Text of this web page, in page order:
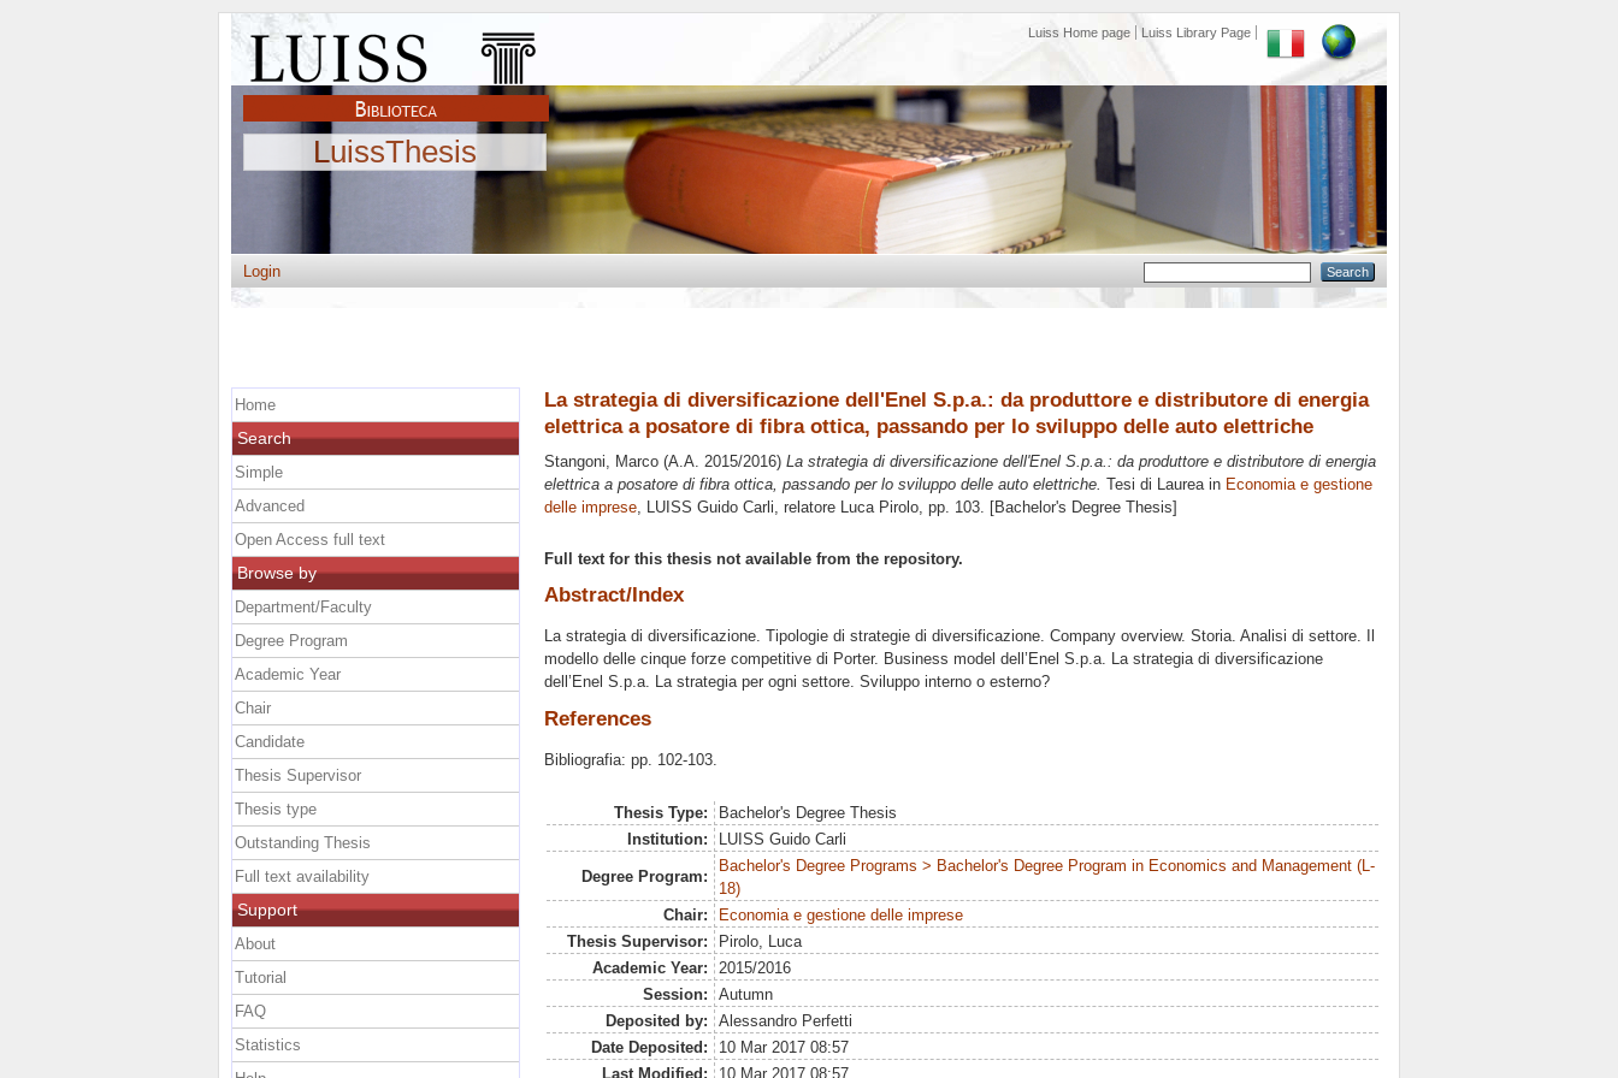
Luiss Home page Luiss Library Page
LuissThesis
Login
La strategia di diversificazione dell'Enel S.p.a.: da produttore e distributore di energia
elettrica a posatore di fibra ottica, passando per lo sviluppo delle auto elettriche
Stangoni, Marco (A.A. 2015/2016) La strategia di diversificazione dell'Enel S.p.a.: da produttore e distributore di energia
elettrica a posatore di fibra ottica, passando per lo sviluppo delle auto elettriche. Tesi di Laurea in Economia e gestione
delle imprese, LUISS Guido Carli, relatore Luca Pirolo, pp. 103. [Bachelor's Degree Thesis]
Full text for this thesis not available from the repository.
Abstract/Index
La strategia di diversificazione. Tipologie di strategie di diversificazione. Company overview. Storia. Analisi di settore. Il
modello delle cinque forze competitive di Porter. Business model dell’Enel S.p.a. La strategia di diversificazione
dell’Enel S.p.a. La strategia per ogni settore. Sviluppo interno o esterno?
References
Bibliografia: pp. 102-103.
Thesis Type:
Bachelor's Degree Thesis
Institution:
LUISS Guido Carli
Degree Program:
Bachelor's Degree Programs > Bachelor's Degree Program in Economics and Management (L-
18)
Chair:
Economia e gestione delle imprese
Thesis Supervisor:
Pirolo, Luca
Academic Year:
2015/2016
Session:
Autumn
Deposited by:
Alessandro Perfetti
Date Deposited:
10 Mar 2017 08:57
Last Modified:
10 Mar 2017 08:57
Home
Search
Simple
Advanced
Open Access full text
Browse by
Department/Faculty
Degree Program
Academic Year
Chair
Candidate
Thesis Supervisor
Thesis type
Outstanding Thesis
Full text availability
Support
About
Tutorial
FAQ
Statistics